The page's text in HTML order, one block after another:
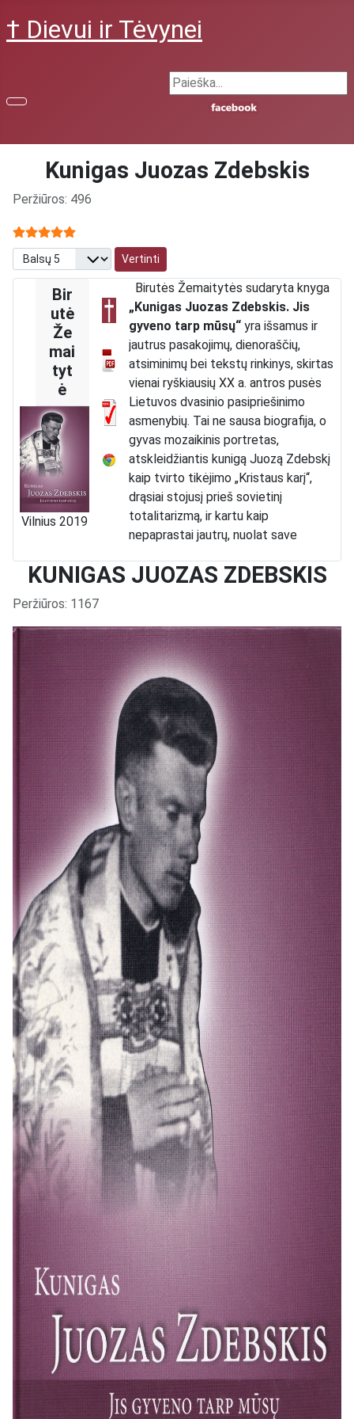
† Dievui ir Tėvynei
Search ...
Kunigas Juozas Zdebskis
Išsami informacija
Peržiūros: 496
Narių vertinimas:
Prašome įvertinti
Bir
utė
Že
mai
tyt
ė
Vilnius 2019
Birutės Žemaitytės sudaryta knyga
„Kunigas Juozas Zdebskis. Jis
gyveno tarp mūsų“ yra išsamus ir
jautrus pasakojimų, dienoraščių,
atsiminimų bei tekstų rinkinys, skirtas
vienai ryškiausių XX a. antros pusės
Lietuvos dvasinio pasipriešinimo
asmenybių. Tai ne sausa biografija, o
gyvas mozaikinis portretas,
atskleidžiantis kunigą Juozą Zdebskį
kaip tvirto tikėjimo „Kristaus karį“,
drąsiai stojusį prieš sovietinį
totalitarizmą, ir kartu kaip
nepaprastai jautrų, nuolat save
žmogų.
sukuria vientisą pasakojimą.
Pirmojoje dalyje,
„Gyvenimo kelias ir
pašaukimo dinamika“, skaitytojas
susipažįsta su paties kunigo Juozo
Zdebskio mintimis, užrašytomis jo
dienoraščiuose. Ši dalis yra ypač
vertinga, nes leidžia pažvelgti į jo
vidinį pasaulį – nuo vaikystės
išgyvenimų, paauglystės ieškojimų iki
dvasinių krizių seminarijoje ir galutinio
apsisprendimo. Dienoraščių ištraukos
atskleidžia nuolatinę Zdebskio kovą
su savo paties silpnumu, abejonėmis
ir tuo pat metu nepalaužiamą
pasitikėjimą Dievo valia. Ypač ryškus
jo pamaldumas Mergelei Marijai, kurią
jis laiko savo vedle ir globėja visuose
gyvenimo išbandymuose. Ši dalis
leidžia suprasti, iš kur kilo jo drąsa ir
pasiaukojimas – tai buvo gilaus
vidinio gyvenimo, nuolatinės maldos ir
savirefleksijos vaisius.
Antroji dalis,„Šlavantų Tėvelis“,
pateikia kunigo portretą iš šalies –
per artimųjų, bendražygių, bičiulių ir
dvasios vaikų atsiminimus. Čia
Zdebskis atsiskleidžia kaip mylimas ir
gerbiamas ganytojas, žmonių meiliai
vadintas „Tėveliu“. Šie liudijimai
patvirtina ir praplečia tai, kas
atsiskleidžia dienoraščiuose: jo beribį
atsidavimą sielovadai, ypač jaunimui ir
„mažutėliams“ – ligoniams, kaliniams,
apleistiesiems. Atsiminimuose
ryškėja jo, kaip vieno iš „Lietuvos
Katalikų Bažnyčios kronikos“
steigėjų, drąsa, du įkalinimai už vaikų
katekizavimą ir nenuilstama veikla
ginant tikinčiųjų teises. Tačiau šalia
didvyrio paveikslo atsiskleidžia ir
paprastas, žmogiškas jo būdas –
humoro jausmas, gebėjimas bendrauti
KUNIGAS JUOZAS ZDEBSKIS
Išsami informacija
Peržiūros: 1167